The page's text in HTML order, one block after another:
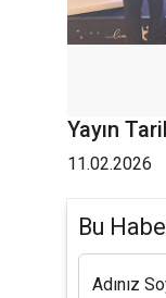
Yayın
11.02.2026
Bu
Adınız